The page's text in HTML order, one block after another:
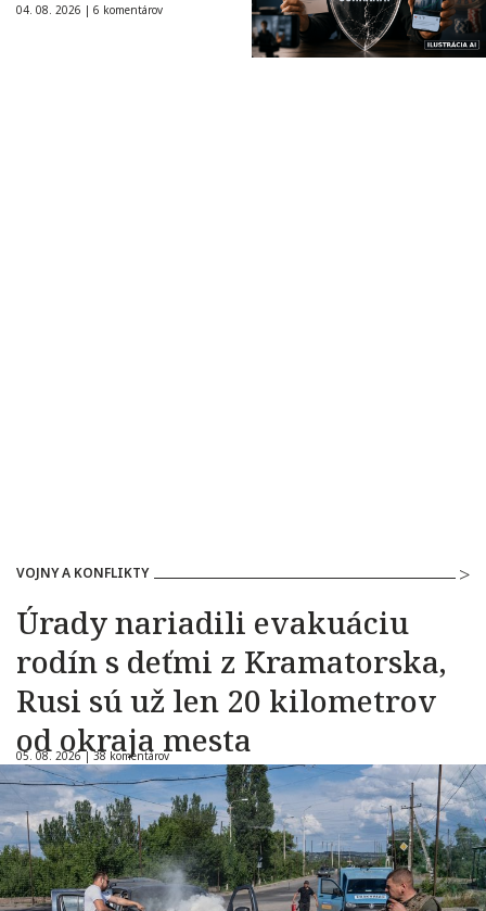
04. 08. 2026 | 6 komentárov
VOJNY A KONFLIKTY
Úrady nariadili evakuáciu
rodín s deťmi z Kramatorska,
Rusi sú už len 20 kilometrov
od okraja mesta
05. 08. 2026 |38 komentárov